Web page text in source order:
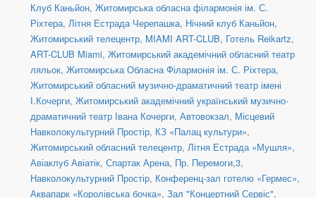
Клуб Каньйон, Житомирська обласна філармонія ім. С.
Ріхтера, Літня Естрада Черепашка, Нічний клуб Каньйон,
Житомирський телецентр, MIAMI ART-CLUB, Готель Reikartz,
ART-CLUB Miami, Житомирський академічний обласний театр
ляльок, Житомирська Обласна Філармонія ім. С. Ріхтера,
Житомирський обласний музично-драматичний театр імені
І.Кочерги, Житомирський академічний український музично-
драматичний театр Івана Кочерги, Автовокзал, Місцевий
Навколокультурний Простір, КЗ «Палац культури»,
Житомирський обласний телецентр, Літня Естрада «Мушля»,
Авіаклуб Авіатік, Спартак Арена, Пр. Перемоги,3,
Навколокультурний Простір, Конференц-зал готелю «Гермес»,
Аквапарк «Королівська бочка», Зал "Концертний Сервіс",